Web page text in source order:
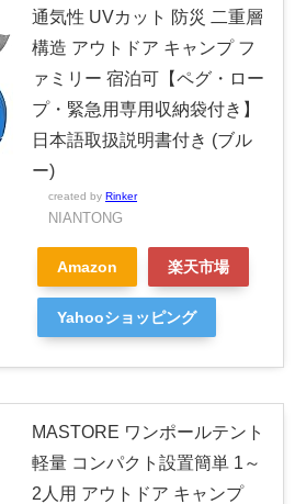
通気性 UVカット 防災 二重層
構造 アウトドア キャンプ フ
ァミリー 宿泊可【ペグ・ロー
プ・緊急用専用収納袋付き】
日本語取扱説明書付き (ブル
ー)
created by Rinker
NIANTONG
Amazon 楽天市場
Yahooショッピング
MASTORE ワンポールテント
軽量 コンパクト設置簡単 1～
2人用 アウトドア キャンプ